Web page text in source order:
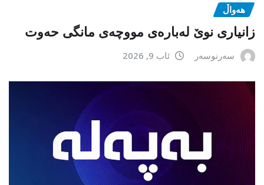
هەواڵ
زانیاری نوێ لەبارەی مووچەی مانگی حەوت
سەرنوسەر ئاب 9, 2026